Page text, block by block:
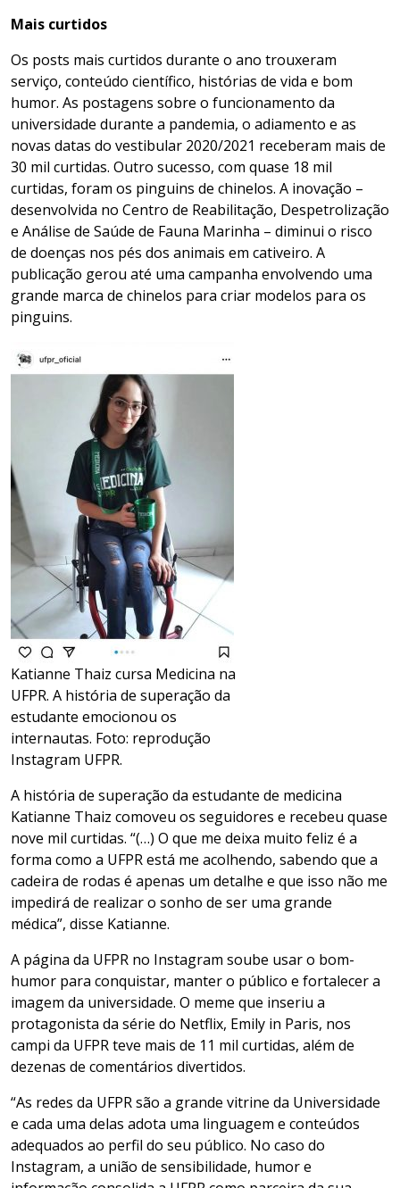
Mais curtidos
Os posts mais curtidos durante o ano trouxeram
serviço, conteúdo científico, histórias de vida e bom
humor. As postagens sobre o funcionamento da
universidade durante a pandemia, o adiamento e as
novas datas do vestibular 2020/2021 receberam mais de
30 mil curtidas. Outro sucesso, com quase 18 mil
curtidas, foram os pinguins de chinelos. A inovação –
desenvolvida no Centro de Reabilitação, Despetrolização
e Análise de Saúde de Fauna Marinha – diminui o risco
de doenças nos pés dos animais em cativeiro. A
publicação gerou até uma campanha envolvendo uma
grande marca de chinelos para criar modelos para os
pinguins.
Katianne Thaiz cursa Medicina na
UFPR. A história de superação da
estudante emocionou os
internautas. Foto: reprodução
Instagram UFPR.
A história de superação da estudante de medicina
Katianne Thaiz comoveu os seguidores e recebeu quase
nove mil curtidas. “(…) O que me deixa muito feliz é a
forma como a UFPR está me acolhendo, sabendo que a
cadeira de rodas é apenas um detalhe e que isso não me
impedirá de realizar o sonho de ser uma grande
médica”, disse Katianne.
A página da UFPR no Instagram soube usar o bom-
humor para conquistar, manter o público e fortalecer a
imagem da universidade. O meme que inseriu a
protagonista da série do Netflix, Emily in Paris, nos
campi da UFPR teve mais de 11 mil curtidas, além de
dezenas de comentários divertidos.
“As redes da UFPR são a grande vitrine da Universidade
e cada uma delas adota uma linguagem e conteúdos
adequados ao perfil do seu público. No caso do
Instagram, a união de sensibilidade, humor e